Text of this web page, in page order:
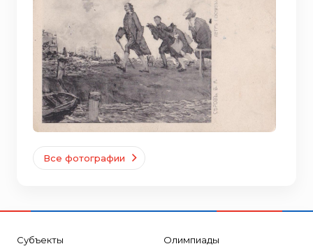
Все фотографии
Субъекты
Олимпиады